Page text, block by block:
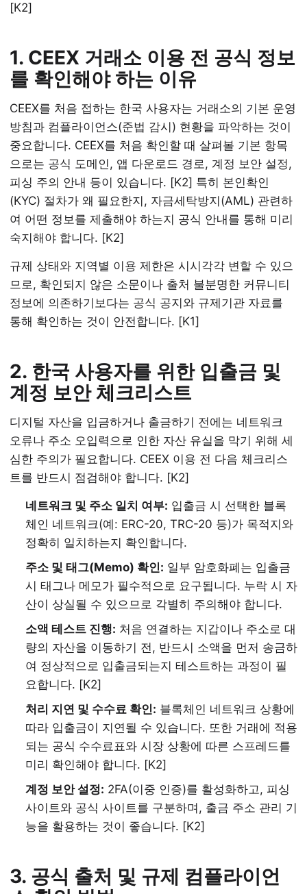
[K2]
1. CEEX 거래소 이용 전 공식 정보
를 확인해야 하는 이유
CEEX를 처음 접하는 한국 사용자는 거래소의 기본 운영
방침과 컴플라이언스(준법 감시) 현황을 파악하는 것이
중요합니다. CEEX를 처음 확인할 때 살펴볼 기본 항목
으로는 공식 도메인, 앱 다운로드 경로, 계정 보안 설정,
피싱 주의 안내 등이 있습니다. [K2] 특히 본인확인
(KYC) 절차가 왜 필요한지, 자금세탁방지(AML) 관련하
여 어떤 정보를 제출해야 하는지 공식 안내를 통해 미리
숙지해야 합니다. [K2]
규제 상태와 지역별 이용 제한은 시시각각 변할 수 있으
므로, 확인되지 않은 소문이나 출처 불분명한 커뮤니티
정보에 의존하기보다는 공식 공지와 규제기관 자료를
통해 확인하는 것이 안전합니다. [K1]
2. 한국 사용자를 위한 입출금 및
계정 보안 체크리스트
디지털 자산을 입금하거나 출금하기 전에는 네트워크
오류나 주소 오입력으로 인한 자산 유실을 막기 위해 세
심한 주의가 필요합니다. CEEX 이용 전 다음 체크리스
트를 반드시 점검해야 합니다. [K2]
네트워크 및 주소 일치 여부: 입출금 시 선택한 블록
체인 네트워크(예: ERC-20, TRC-20 등)가 목적지와
정확히 일치하는지 확인합니다.
주소 및 태그(Memo) 확인: 일부 암호화폐는 입출금
시 태그나 메모가 필수적으로 요구됩니다. 누락 시 자
산이 상실될 수 있으므로 각별히 주의해야 합니다.
소액 테스트 진행: 처음 연결하는 지갑이나 주소로 대
량의 자산을 이동하기 전, 반드시 소액을 먼저 송금하
여 정상적으로 입출금되는지 테스트하는 과정이 필
요합니다. [K2]
처리 지연 및 수수료 확인: 블록체인 네트워크 상황에
따라 입출금이 지연될 수 있습니다. 또한 거래에 적용
되는 공식 수수료표와 시장 상황에 따른 스프레드를
미리 확인해야 합니다. [K2]
계정 보안 설정: 2FA(이중 인증)를 활성화하고, 피싱
사이트와 공식 사이트를 구분하며, 출금 주소 관리 기
능을 활용하는 것이 좋습니다. [K2]
3. 공식 출처 및 규제 컴플라이언